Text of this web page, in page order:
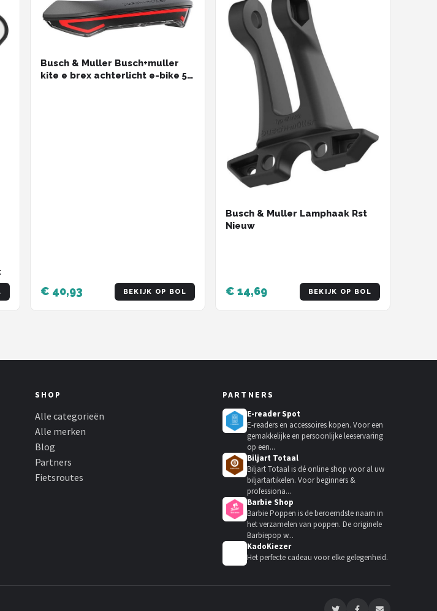
Busch & Muller Busch+muller
kite e brex achterlicht e-bike 5-
€ 40,93 BEKIJK OP BOL
Busch & Muller Lamphaak Rst
Nieuw
€ 14,69 BEKIJK OP BOL
SHOP
Alle categorieën
Alle merken
Blog
Partners
Fietsroutes
PARTNERS
E-reader Spot
E-readers en accessoires kopen. Voor een
gemakkelijke en persoonlijke leeservaring
op een...
Biljart Totaal
Biljart Totaal is dé online shop voor al uw
biljartartikelen. Voor beginners &
professiona...
Barbie Shop
Barbie Poppen is de beroemdste naam in
het verzamelen van poppen. De originele
Barbiepop w...
KadoKiezer
Het perfecte cadeau voor elke gelegenheid.